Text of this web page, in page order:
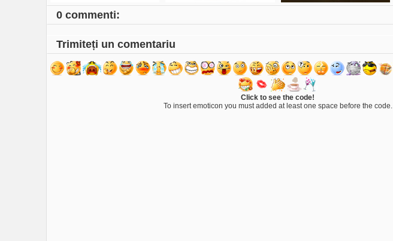
0 commenti:
Trimiteți un comentariu
Click to see the code!
To insert emoticon you must added at least one space before the code.